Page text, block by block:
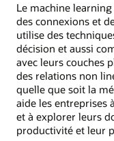
Le machine
des connexions et
utilise des
décision et aussi
avec leurs couches
des relations non
quelle que soit la
aide les entreprises
et à explorer leurs
productivité et leur